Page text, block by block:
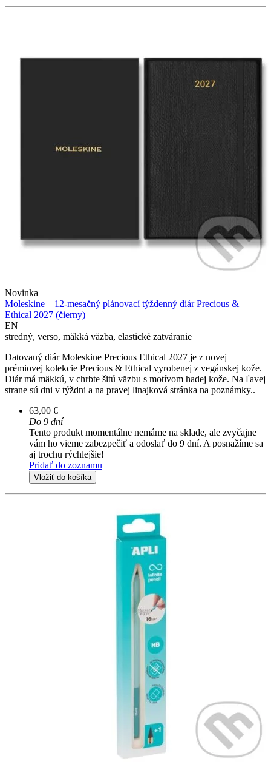
Novinka
Moleskine – 12-mesačný plánovací týždenný diár Precious &
Ethical 2027 (čierny)
EN
stredný, verso, mäkká väzba, elastické zatváranie
Datovaný diár Moleskine Precious Ethical 2027 je z novej
prémiovej kolekcie Precious & Ethical vyrobenej z vegánskej kože.
Diár má mäkkú, v chrbte šitú väzbu s motívom hadej kože. Na ľavej
strane sú dni v týždni a na pravej linajková stránka na poznámky..
63,00 €
Do 9 dní
Tento produkt momentálne nemáme na sklade, ale zvyčajne
vám ho vieme zabezpečiť a odoslať do 9 dní. A posnažíme sa
aj trochu rýchlejšie!
Pridať do zoznamu
Vložiť do košíka